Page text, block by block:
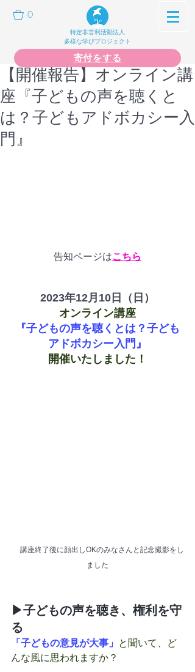
0
特定非営利活動法人
多様な学びプロジェクト
寄付をする
【開催報告】オンライン講
座『子どもの声を聴くと
は？子どもアドボカシー入
門』
告知ページはこちら
2023年12月10日（日）
オンライン講座
『子どもの声を聴くとは？子ども
アドボカシー入門』
開催いたしました！
講座終了後に顔出しOKのみなさんと記念撮影をし
ました
▶子どもの声を聴き、権利を守
る
「子どもの意見が大事」
と聞いて、ど
んな風に思われますか？